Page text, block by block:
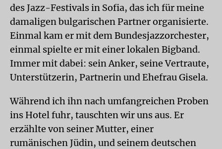
des Jazz-Festivals in Sofia, das ich für meine
damaligen bulgarischen Partner organisierte.
Einmal kam er mit dem Bundesjazzorchester,
einmal spielte er mit einer lokalen Bigband.
Immer mit dabei: sein Anker, seine Vertraute,
Unterstützerin, Partnerin und Ehefrau Gisela.
Während ich ihn nach umfangreichen Proben
ins Hotel fuhr, tauschten wir uns aus. Er
erzählte von seiner Mutter, einer
rumänischen Jüdin, und seinem deutschen